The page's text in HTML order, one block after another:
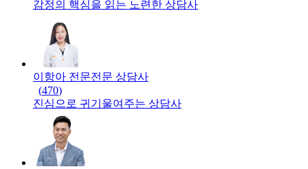
감정의 핵심을 읽는 노련한 상담사
이항아 전문전문 상담사
(470)
진심으로 귀기울여주는 상담사